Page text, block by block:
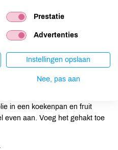
stukken.
een kom met kokosolie of
en zout en peper.
een bakplaat en schuif in de
in een koekenpan en fruit
even aan. Voeg het gehakt toe
Prestatie
Advertenties
Instellingen opslaan
Nee, pas aan